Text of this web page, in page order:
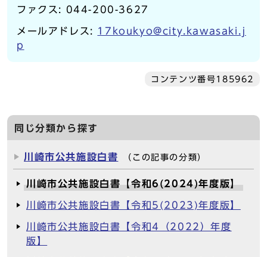
ファクス: 044-200-3627
メールアドレス: 17koukyo@city.kawasaki.j
p
コンテンツ番号185962
同じ分類から探す
川崎市公共施設白書 （この記事の分類）
川崎市公共施設白書【令和6(2024)年度版】
川崎市公共施設白書【令和5(2023)年度版】
川崎市公共施設白書【令和4（2022）年度
版】